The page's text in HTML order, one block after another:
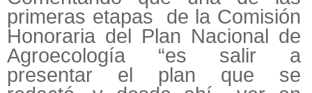
primeras etapas de la Comisión
Honoraria del Plan Nacional de
Agroecología “es salir a
presentar el plan que se